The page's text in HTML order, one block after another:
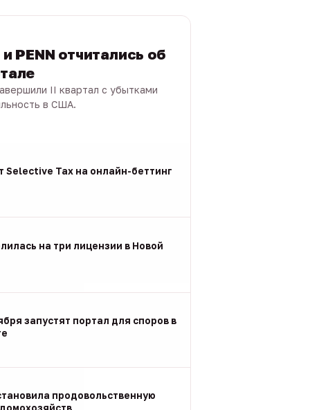
PENN отчитались об
II квартал с убытками
в США.
Selective Tax на онлайн-беттинг
на три лицензии в Новой
запустят портал для споров в
продовольственную